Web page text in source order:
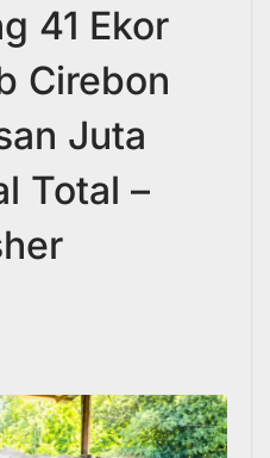
41 Ekor
Cirebon
Juta
Total –